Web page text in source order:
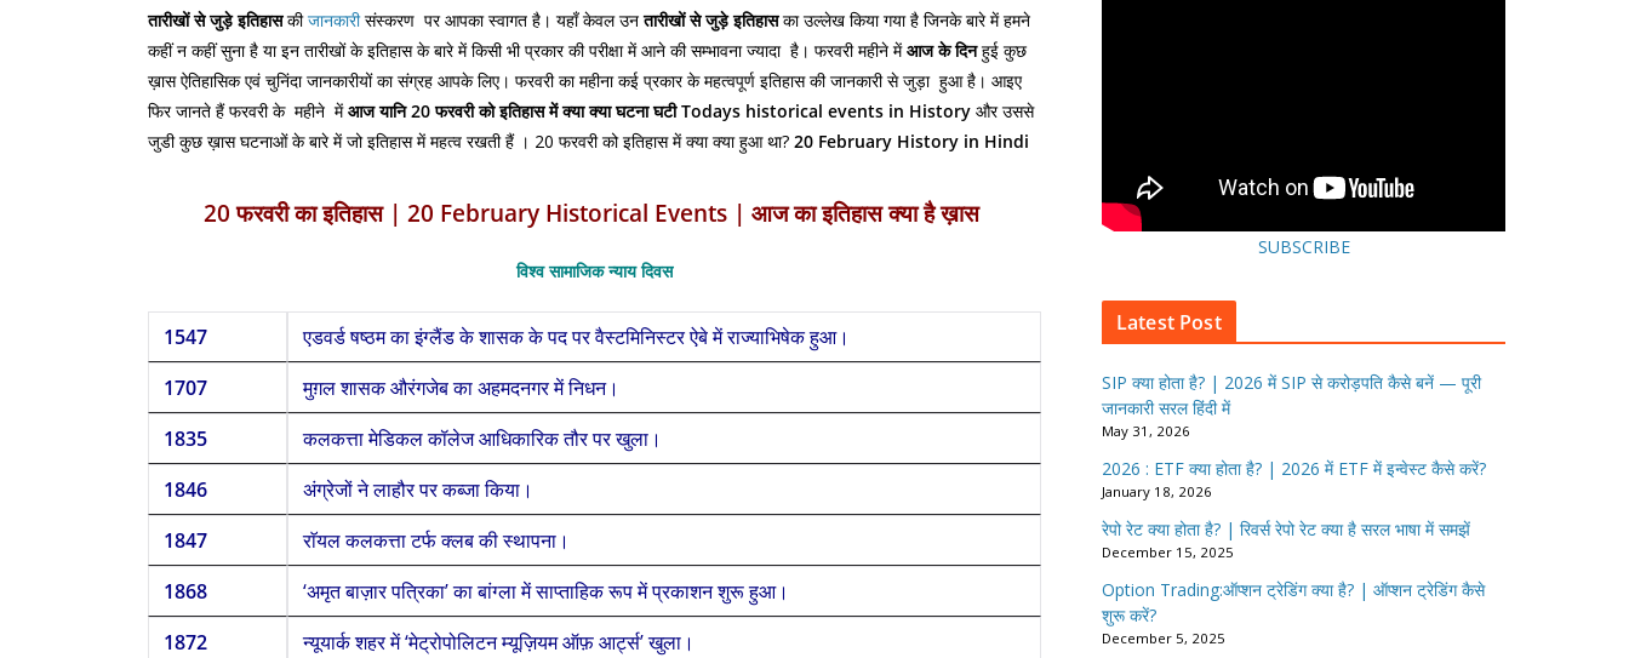
तारीखों से जुड़े इतिहासकीजानकारी संस्करण पर आपका स्वागत है। यहाँ केवल उनतारीखों सेजुड़े इतिहासका उल्लेख किया गया है जिनके बारे में हमने
कहीं न कहीं सुना है या इन तारीखों के इतिहास के बारे में किसी भी प्रकार की परीक्षा में आने की सम्भावना ज्यादा है। फरवरी महीने मेंआज के दिनहुई कुछ
ख़ास ऐतिहासिक एवं चुनिंदा जानकारीयों का संग्रह आपके लिए। फरवरी का महीना कई प्रकार के महत्वपूर्ण इतिहास की जानकारी से जुड़ा हुआ है। आइए
फिर जानते हैं फरवरी के महीने मेंआजयानि 20फरवरी को इतिहास में क्या क्या घटना घटीTodays historical events in History और उससे
जुडी कुछ ख़ास घटनाओं के बारे में जो इतिहास में महत्व रखती हैं । 20 फरवरी को इतिहास में क्या क्या हुआ था? 20 February History in Hindi
20 फरवरी का इतिहास | 20 February Historical Events | आजकाइतिहास क्या है ख़ास
विश्व सामाजिक न्याय दिवस
1547
एडवर्ड षष्ठम का इंग्लैंड के शासक के पद पर वैस्टमिनिस्टर ऐबे में राज्याभिषेक हुआ।
1707
मुग़ल शासक औरंगजेब का अहमदनगर में निधन।
1835
कलकत्ता मेडिकल कॉलेज आधिकारिक तौर पर खुला।
1846
अंग्रेजों ने लाहौर पर कब्जा किया।
1847
राॅयल कलकत्ता टर्फ क्लब की स्थापना।
1868
‘अमृत बाज़ार पत्रिका’ का बांग्ला में साप्ताहिक रूप में प्रकाशन शुरू हुआ।
1872
न्यूयार्क शहर में ‘मेट्रोपोलिटन म्यूज़ियम ऑफ़ आर्ट्स’ खुला।
SUBSCRIBE
Latest Post
SIP क्या होता है? | 2026 में SIP से करोड़पति कैसे बनें — पूरी
जानकारी सरल हिंदी में
May 31, 2026
2026 : ETF क्या होता है? | 2026 में ETF में इन्वेस्ट कैसे करें?
January 18, 2026
रेपो रेट क्या होता है? | रिवर्स रेपो रेट क्या है सरल भाषा में समझें
December 15, 2025
Option Trading:ऑप्शन ट्रेडिंग क्या है? | ऑप्शन ट्रेडिंग कैसे
शुरू करें?
December 5, 2025